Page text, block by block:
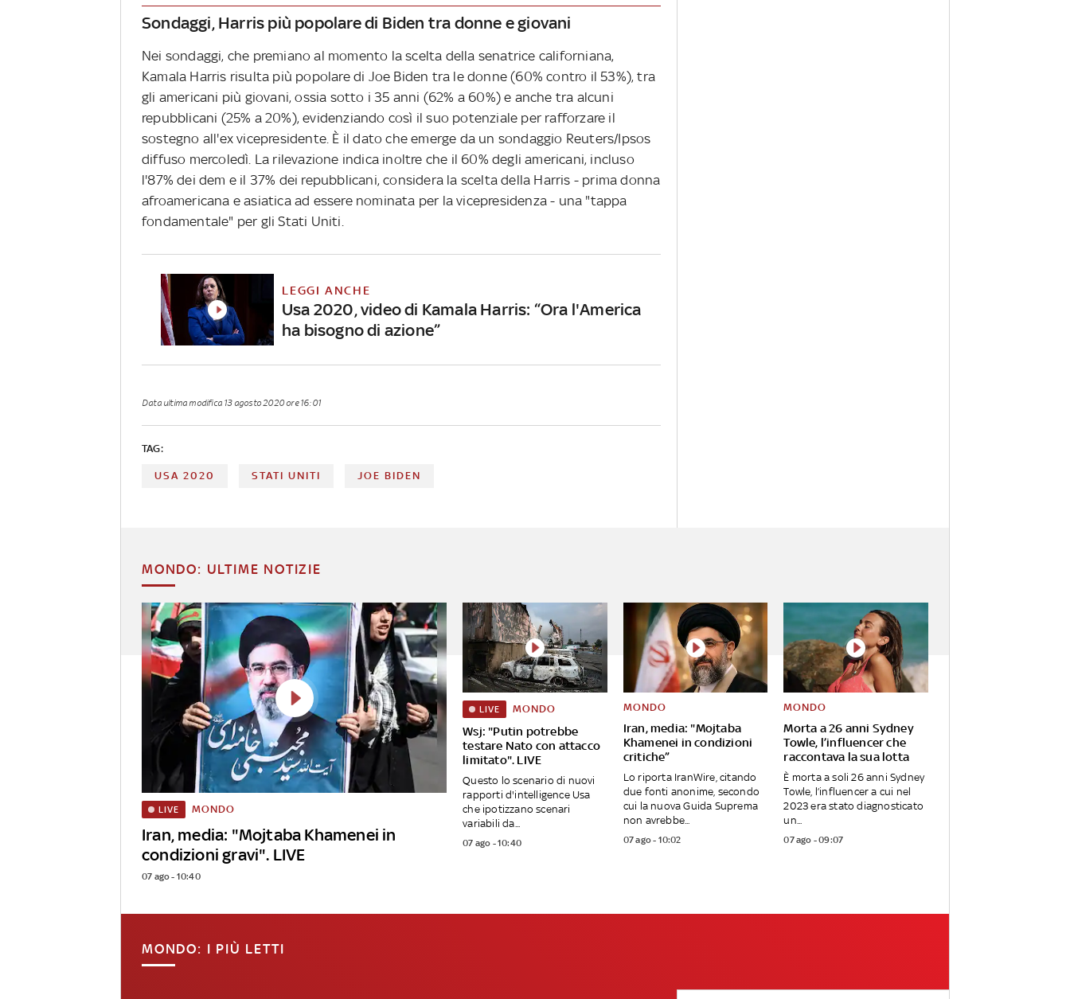
Sondaggi, Harris più popolare di Biden tra donne e giovani
Nei sondaggi, che premiano al momento la scelta della senatrice californiana,
Kamala Harris risulta più popolare di Joe Biden tra le donne (60% contro il 53%), tra
gli americani più giovani, ossia sotto i 35 anni (62% a 60%) e anche tra alcuni
repubblicani (25% a 20%), evidenziando così il suo potenziale per rafforzare il
sostegno all'ex vicepresidente. È il dato che emerge da un sondaggio Reuters/Ipsos
diffuso mercoledì. La rilevazione indica inoltre che il 60% degli americani, incluso
l'87% dei dem e il 37% dei repubblicani, considera la scelta della Harris - prima donna
afroamericana e asiatica ad essere nominata per la vicepresidenza - una "tappa
fondamentale" per gli Stati Uniti.
LEGGI ANCHE
Usa 2020, video di Kamala Harris: “Ora l'America
ha bisogno di azione”
Data ultima modifica 13 agosto 2020 ore 16:01
TAG:
USA 2020 STATI UNITI JOE BIDEN
MONDO: ULTIME NOTIZIE
Iran, media: "Mojtaba Khamenei in
condizioni gravi". LIVE
LIVE MONDO
07 ago - 10:40
Wsj: "Putin potrebbe
testare Nato con attacco
limitato". LIVE
LIVE MONDO
Questo lo scenario di nuovi
rapporti d'intelligence Usa
che ipotizzano scenari
variabili da...
07 ago - 10:40
Iran, media: "Mojtaba
Khamenei in condizioni
critiche”
MONDO
Lo riporta IranWire, citando
due fonti anonime, secondo
cui la nuova Guida Suprema
non avrebbe...
07 ago - 10:02
Morta a 26 anni Sydney
Towle, l’influencer che
raccontava la sua lotta
MONDO
È morta a soli 26 anni Sydney
Towle, l’influencer a cui nel
2023 era stato diagnosticato
un...
07 ago - 09:07
MONDO: I PIÙ LETTI